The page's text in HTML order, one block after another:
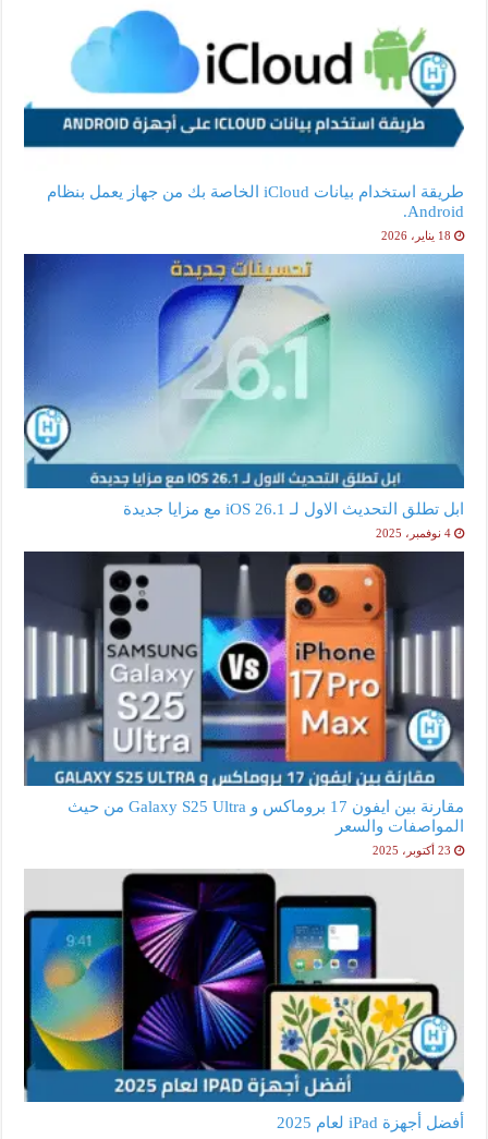
طريقة استخدام بيانات iCloud الخاصة بك من جهاز يعمل بنظام
Android.
18 يناير، 2026
ابل تطلق التحديث الاول لـ iOS 26.1 مع مزايا جديدة
4 نوفمبر، 2025
مقارنة بين ايفون 17 بروماكس و Galaxy S25 Ultra من حيث
المواصفات والسعر
23 أكتوبر، 2025
أفضل أجهزة iPad لعام 2025